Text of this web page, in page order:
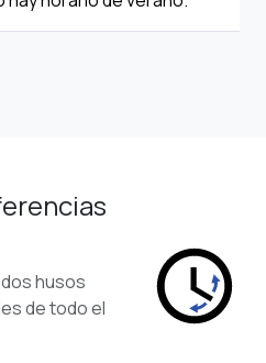
husos
de todo el